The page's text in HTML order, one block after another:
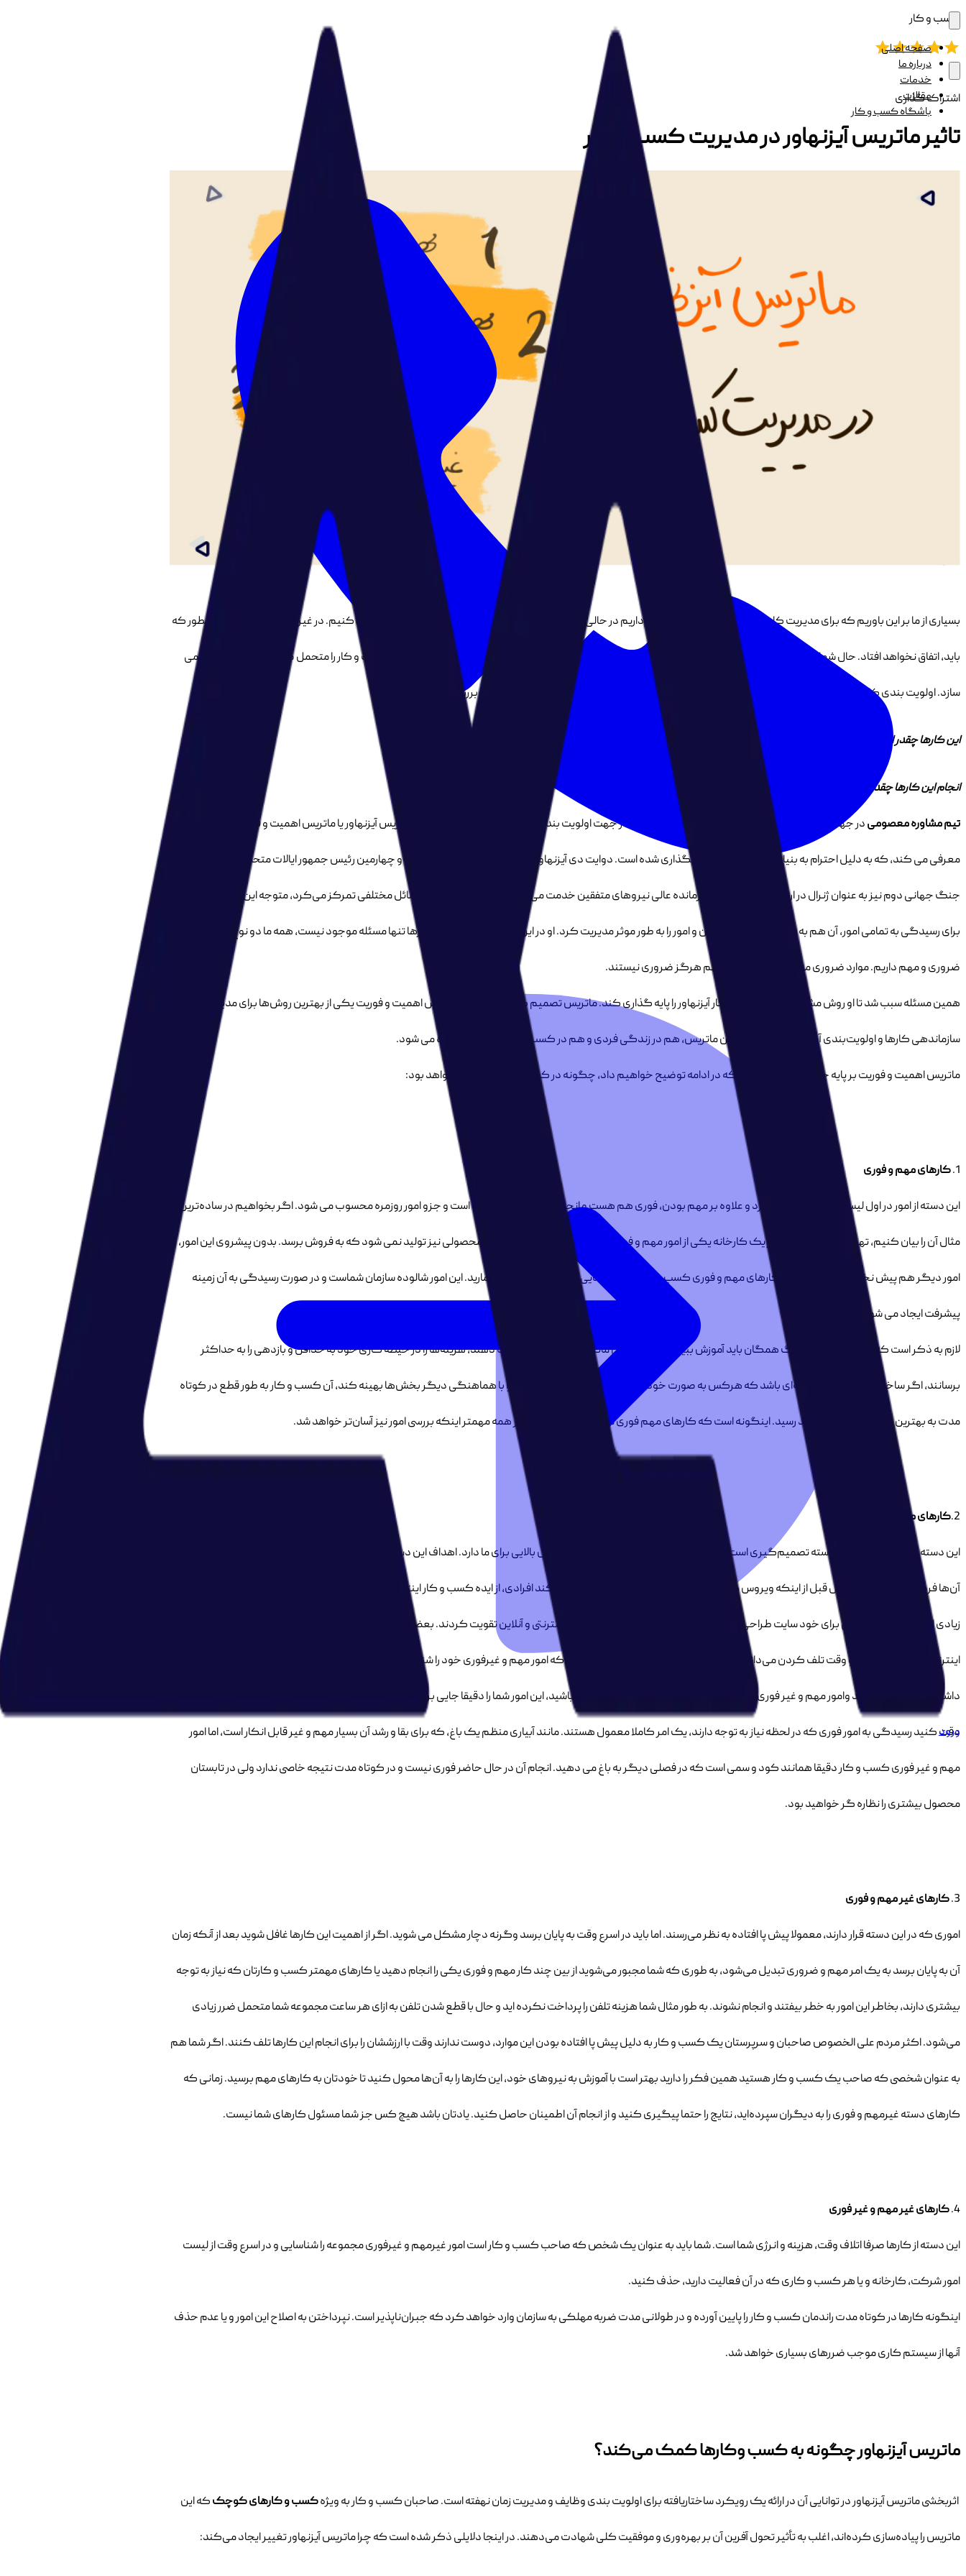
صفحه اصلی
درباره ما
خدمات
مقالات
باشگاه کسب و کار
ورود
کسب و کار
اشتراک گذاری
تاثیر ماتریس آیزنهاور در مدیریت کسب و کار
بسیاری از ما بر این باوریم که برای مدیریت کارهای خود به زمان بیشتری نیاز داریم در حالی که بیشتر مواقع فقط باید کارهای خود را اولویت بندی کنیم. در غیر این صورت هیچ چیز آنطور که
باید، اتفاق نخواهد افتاد. حال شما فرض کنید که این عدم مدیریت صحیح زمان در سازمان و شرکتی باشد، فاجعه ای رخ خواهد داد که آن کسب و کار را متحمل ضررهایی جبران ناپذیر می
سازد. اولویت بندی کارها عاملی موثر در مدیریت زمان می باشد و در راستای به کار گرفتن آن، باید آن ها را از دو جهت بررسی کنیم:
این کارها چقدر اهمیت دارند؟
انجام این کارها چقدر فوریت دارد
تیم مشاوره معصومیدر جهت افزایش بهره وری کسب و کار و یا شرکت شما و در جهت اولویت بندی کارها، یک ابزار مناسب به نام ماتریس آیزنهاور یا ماتریس اهمیت و فوریت را پیشنهاد و
معرفی می کند، که به دلیل احترام به بنیانگذار آن، اینگونه نامگذاری شده است. دوایت دی آیزنهاور(Dwight D. Eisenhower)، سی و چهارمین رئیس جمهور ایالات متحده بوده که در
جنگ جهانی دوم نیز به عنوان ژنرال در ارتش ایالات متحده و فرمانده عالی نیروهای متفقین خدمت می‌کرد. دوایت که باید روی مسائل مختلفی تمرکز می‌کرد، متوجه این نکته شد که
برای رسیدگی به تمامی امور، آن هم به شکل صحیح، باید زمان و امور را به طور موثر مدیریت کرد. او در این باره می گفت: انجام کارها تنها مسئله موجود نیست، همه ما دو نوع مشکل
ضروری و مهم داریم. موارد ضروری مهم نیستند و موارد مهم هرگز ضروری نیستند.
همین مسئله سبب شد تا او روش مشهور مدیریت زمان و کار آیزنهاور را پایه گذاری کند. ماتریس تصمیم گیری آیزنهاور یا ماتریس اهمیت و فوریت یکی از بهترین روش‌ها برای مدیریت و
سازماندهی کارها و اولویت‌بندی آن‌ها است و امروزه از این ماتریس، هم در زندگی فردی و هم در کسب و کار به وفور استفاده می شود.
ماتریس اهمیت و فوریت بر پایه چهار اصل استوار است که در ادامه توضیح خواهیم داد، چگونه در کسب و کار تاثیرگذار خواهد بود:
1. کارهای مهم و فوری
این دسته از امور در اول لیست سازمان شما قرار دارد و علاوه بر مهم بودن، فوری هم هست و انجام دادن آن یک وظیفه است و جزو امور روزمره محسوب می شود. اگر بخواهیم در ساده‌ترین
مثال آن را بیان کنیم، تهیه مواد اولیه مورد نیاز یک کارخانه یکی از امور مهم و فوری است. اگر مواد اولیه‌ای نباشد، محصولی نیز تولید نمی شود که به فروش برسد. بدون پیشروی این امور،
امور دیگر هم پیش نخواهد رفت. پس باید کارهای مهم و فوری کسب و کارتان را شناسایی کنید و آن را مقدم بشمارید. این امور شالوده سازمان شماست و در صورت رسیدگی به آن زمینه
پیشرفت ایجاد می شود.
لازم به ذکر است که در یک مجموعه بزرگ همگان باید آموزش ببینند تا با روش این ماتریس به امورشان اولویت دهند، هزینه‌ها را در حیطه کاری خود به حداقل و بازدهی را به حداکثر
برسانند، اگر ساختار کسب‌ و کار بگونه‌ای باشد که هرکس به صورت خودجوش امور مربوط به بخش خود را با هماهنگی دیگر بخش‌ها بهینه کند، آن کسب و کار به طور قطع در کوتاه
مدت به بهترین بازدهی ممکن خواهد رسید. اینگونه است که کارهای مهم فوری سازمان انجام می‌شود. از همه مهمتر اینکه بررسی امور نیز آسان‌تر خواهد شد.
2. کارهای مهم و غیرفوری
این دسته در ماتریس آیزنهاور، دسته تصمیم‌گیری است و شامل اهداف طولانی‌مدت هستند که ارزش بالایی برای ما دارد. اهداف این دسته اهمیت بسیاری دارند ولی هنوز برای عملی کردن
آن‌ها فرصت داریم. به طور مثال قبل از اینکه ویروس همه گیر کرونا سیستم فروش را دگرگون کند افرادی، از ایده کسب و کار اینترنتی استقبال کردند و با وجود اینکه در ابتدا استقبال
زیادی از سوی مردم نشد ولی برای خود سایت طراحی کرده و یا سیستم فروش خود را در محیط اینترنتی و آنلاین تقویت کردند. بعضی دیگر هم به روش‌های سنتی ادامه داده و کسب و کار
اینترنتی را هزینه تراشیدن و وقت تلف کردن می‌دانستند. اما پس از گذر زمان، کسب و کارهایی که امور مهم و غیرفوری خود را شناخته و به آن رسیدگی کرده بودند، پیشرفت چشمگیری
داشتند. برنامه ریزی کنید وامور مهم و غیر فوری کسب و کارتان را آهسته ولی مستمر پیگیر باشید، این امور شما را دقیقا جایی برنده تجارت می‌کند، که هیچکس انتظارش را ندارد.
دقت کنید رسیدگی به امور فوری که در لحظه نیاز به توجه دارند، یک امر کاملا معمول هستند. مانند آبیاری منظم یک باغ، که برای بقا و رشد آن بسیار مهم و غیر قابل انکار است، اما امور
مهم و غیر فوری کسب و کار دقیقا همانند کود و سمی است که در فصلی دیگر به باغ می دهید. انجام آن در حال حاضر فوری نیست و در کوتاه مدت نتیجه خاصی ندارد ولی در تابستان
محصول بیشتری را نظاره گر خواهید بود.
3. کارهای غیر مهم و فوری
اموری که در این دسته قرار دارند، معمولا پیش پا افتاده به نظر می‌رسند. اما باید در اسرع وقت به پایان برسد وگرنه دچار مشکل می شوید. اگر از اهمیت این کارها غافل شوید بعد از آنکه زمان
آن به پایان برسد به یک امر مهم و ضروری تبدیل می‌شود، به طوری که شما مجبور می‌شوید از بین چند کار مهم و فوری یکی را انجام دهید یا کارهای مهمتر کسب و کارتان که نیاز به توجه
بیشتری دارند، بخاطر این امور به خطر بیفتند و انجام نشوند. به طور مثال شما هزینه تلفن را پرداخت نکرده اید و حال با قطع شدن تلفن به ازای هر ساعت مجموعه شما متحمل ضرر زیادی
می‌شود. اکثر مردم علی الخصوص صاحبان و سرپرستان یک کسب و کار به دلیل پیش پا افتاده بودن این موارد، دوست ندارند وقت با ارزششان را برای انجام این کارها تلف کنند. اگر شما هم
به عنوان شخصی که صاحب یک کسب و کار هستید همین فکر را دارید بهتر است با آموزش به نیروهای خود، این کارها را به آن‌ها محول کنید تا خودتان به کارهای مهم برسید. زمانی که
کارهای دسته غیرمهم و فوری را به دیگران سپرده‌اید، نتایج را حتما پیگیری کنید و از انجام آن اطمینان حاصل کنید. یادتان باشد هیچ کس جز شما مسئول کارهای شما نیست.
4. کارهای غیر مهم و غیر فوری
این دسته از کارها صرفا اتلاف وقت، هزینه و انرژی شما است. شما باید به عنوان یک شخص که صاحب کسب و کار است امور غیرمهم و غیرفوری مجموعه را شناسایی و در اسرع وقت از لیست
امور شرکت، کارخانه و یا هر کسب و کاری که در آن فعالیت دارید، حذف کنید.
اینگونه کارها در کوتاه مدت راندمان کسب و کار را پایین آورده و در طولانی مدت ضربه مهلکی به سازمان وارد خواهد کرد که جبران‌ناپذیر است. نپرداختن به اصلاح این امور و یا عدم حذف
آنها از سیستم کاری موجب ضررهای بسیاری خواهد شد.
ماتریس آیزنهاور چگونه به کسب وکارها کمک می‌کند؟
اثربخشی ماتریس آیزنهاور در توانایی آن در ارائه یک رویکرد ساختاریافته برای اولویت بندی وظایف و مدیریت زمان نهفته است. صاحبان کسب و کار به ویژهکسب و کارهای کوچککه این
ماتریس را پیاده‌سازی کرده‌اند، اغلب به تأثیر تحول آفرین آن بر بهره‌وری و موفقیت کلی شهادت می‌دهند. در اینجا دلایلی ذکر شده است که چرا ماتریس آیزنهاور تغییر ایجاد می‌کند: